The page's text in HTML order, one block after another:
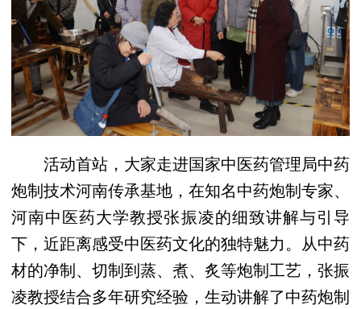
活动首站，大家走进国家中医药管理局中药
炮制技术河南传承基地，在知名中药炮制专家、
河南中医药大学教授张振凌的细致讲解与引导
下，近距离感受中医药文化的独特魅力。从中药
材的净制、切制到蒸、煮、炙等炮制工艺，张振
凌教授结合多年研究经验，生动讲解了中药炮制